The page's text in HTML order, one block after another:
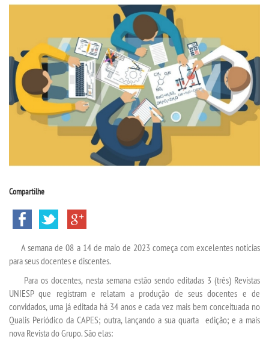
COLAP PROUNI
CURSOS
BACHARELADOS
LICENCIATURAS
INSCREVA-SE
MATRÍCULA
EDITAL
Compartilhe
A semana de 08 a 14 de maio de 2023 começa com excelentes notícias
para seus docentes e discentes.
Para os docentes, nesta semana estão sendo editadas 3 (três) Revistas
UNIESP que registram e relatam a produção de seus docentes e de
convidados, uma já editada há 34 anos e cada vez mais bem conceituada no
Qualis Periódico da CAPES; outra, lançando a sua quarta edição; e a mais
nova Revista do Grupo. São elas: